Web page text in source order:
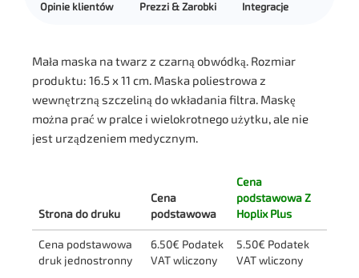
Opinie klientów Prezzi & Zarobki Integracje
Mała maska na twarz z czarną obwódką. Rozmiar
produktu: 16.5 x 11 cm. Maska poliestrowa z
wewnętrzną szczeliną do wkładania filtra. Maskę
można prać w pralce i wielokrotnego użytku, ale nie
jest urządzeniem medycznym.
Strona do druku
Cena
podstawowa
Cena
podstawowa Z
Hoplix Plus
Cena podstawowa
druk jednostronny
6.50€ Podatek
VAT wliczony
5.50€ Podatek
VAT wliczony